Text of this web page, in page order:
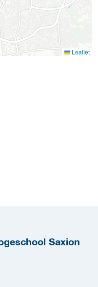
Leaflet
Saxion